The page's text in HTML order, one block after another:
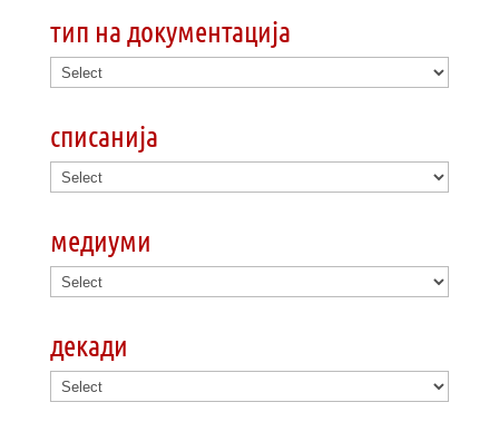
тип на документација
списанија
медиуми
декади